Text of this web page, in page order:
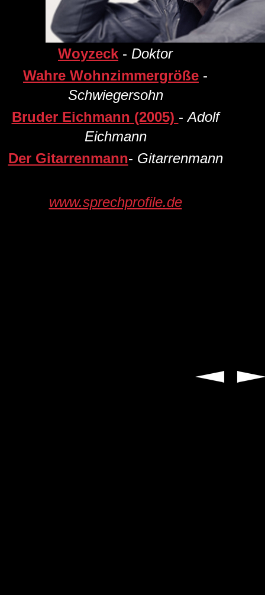
Woyzeck - Doktor
Wahre Wohnzimmergröße -
Schwiegersohn
Bruder Eichmann (2005) -Adolf
Eichmann
Der Gitarrenmann- Gitarrenmann
www.sprechprofile.de